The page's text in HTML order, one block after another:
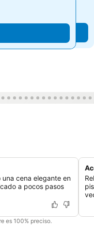
cena elegante en
a pocos pasos
es 100% preciso.